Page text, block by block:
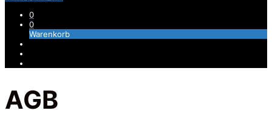
0
0
Warenkorb
AGB